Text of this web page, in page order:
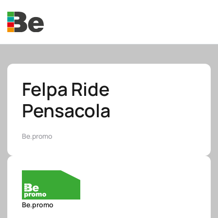
Skip to main content
Felpa Ride
Pensacola
Be.promo
Be.promo